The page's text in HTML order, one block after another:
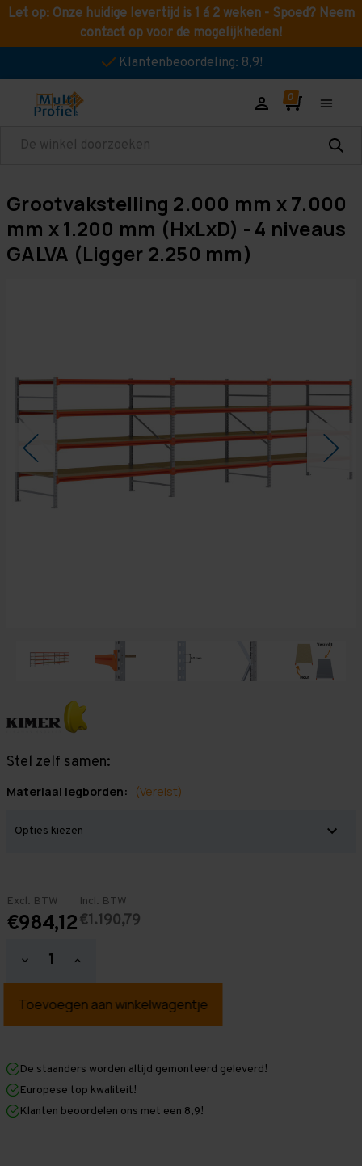
Let op: Onze huidige levertijd is 1 á 2 weken - Spoed? Neem
contact op voor de mogelijkheden!
Klantenbeoordeling: 8,9!
Zoeken
Grootvakstelling 2.000 mm x 7.000
mm x 1.200 mm (HxLxD) - 4 niveaus
GALVA (Ligger 2.250 mm)
Stel zelf samen:
Materiaal legborden: (Vereist)
Excl. BTW
€984,12
Incl. BTW
€1.190,79
Hoeveelheid
verlagen
Grootvakstelling
mm
mm
x
1.200
mm
Hoeveelheid
verhogen
Grootvakstelling
mm
mm
1.200
mm
De staanders worden altijd gemonteerd geleverd!
Europese top kwaliteit!
Klanten beoordelen ons met een 8,9!